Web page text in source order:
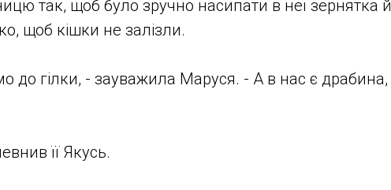
так, щоб було зручно насипати в неї зернятка й
щоб кішки не залізли.
до гілки, - зауважила Маруся. - А в нас є драбина,
її Якусь.